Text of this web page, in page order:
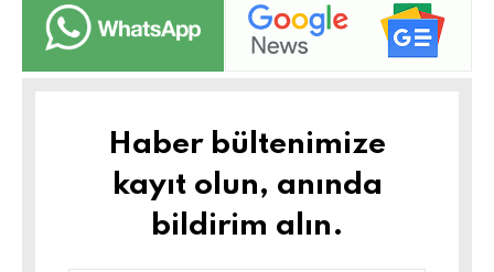
Haber bültenimize
kayıt olun, anında
bildirim alın.